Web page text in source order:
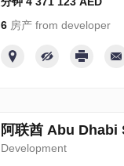
6房产 from developer
阿联酋 Abu Dhabi
Development